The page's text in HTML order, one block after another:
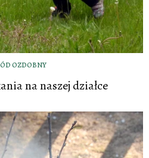
OZDOBNY
na naszej działce